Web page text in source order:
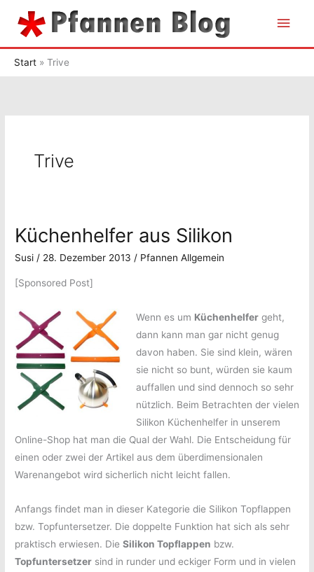
Inhalt
Start Trive
Trive
Küchenhelfer aus Silikon
Susi / 28. Dezember 2013 / Pfannen Allgemein
[Sponsored Post]
Wenn es um Küchenhelfergeht,
dann kann man gar nicht genug
davon haben. Sie sind klein, wären
sie nicht so bunt, würden sie kaum
auffallen und sind dennoch so sehr
nützlich. Beim Betrachten der vielen
Silikon Küchenhelfer in unserem
Online-Shop hat man die Qual der Wahl. Die Entscheidung für
einen oder zwei der Artikel aus dem überdimensionalen
Warenangebot wird sicherlich nicht leicht fallen.
Anfangs findet man in dieser Kategorie die Silikon Topflappen
bzw. Topfuntersetzer. Die doppelte Funktion hat sich als sehr
praktisch erwiesen. DieSilikon Topflappen bzw.
Topfuntersetzer sind in runder und eckiger Form und in vielen